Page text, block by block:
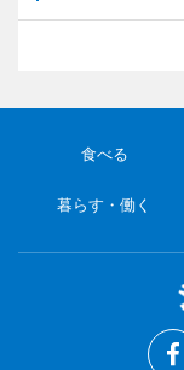
食べる
暮らす・働く